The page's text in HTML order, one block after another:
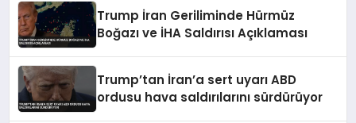
Trump İran Geriliminde Hürmüz
Boğazı ve İHA Saldırısı Açıklaması
Trump’tan İran’a sert uyarı ABD
ordusu hava saldırılarını sürdürüyor